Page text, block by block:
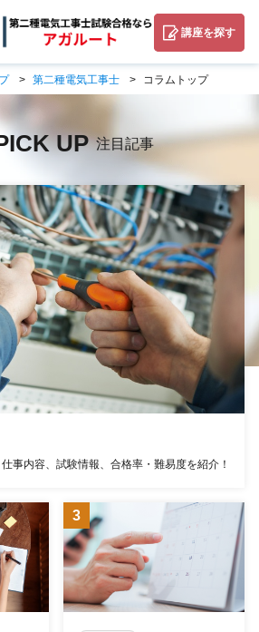
講座を探す
第二種電気工事士 コラムトップ
UP 注目記事
事内容、試験情報、合格率・難易度を紹介！